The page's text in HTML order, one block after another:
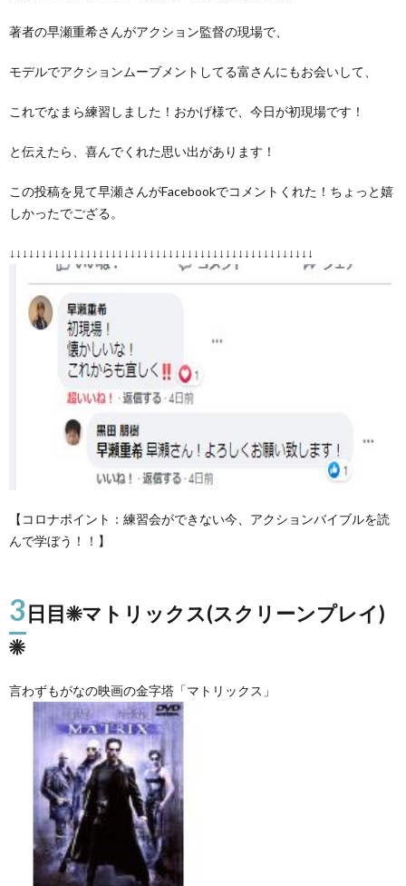
著者の早瀬重希さんがアクション監督の現場で、
モデルでアクションムーブメントしてる富さんにもお会いして、
これでなまら練習しました！おかげ様で、今日が初現場です！
と伝えたら、喜んでくれた思い出があります！
この投稿を見て早瀬さんがFacebookでコメントくれた！ちょっと嬉
しかったでござる。
↓↓↓↓↓↓↓↓↓↓↓↓↓↓↓↓↓↓↓↓↓↓↓↓↓↓↓↓↓↓↓↓↓↓↓↓↓↓↓↓↓↓↓↓↓↓↓↓
【コロナポイント：練習会ができない今、アクションバイブルを読
んで学ぼう！！】
3日目☀マトリックス(スクリーンプレイ)
☀
言わずもがなの映画の金字塔「マトリックス」